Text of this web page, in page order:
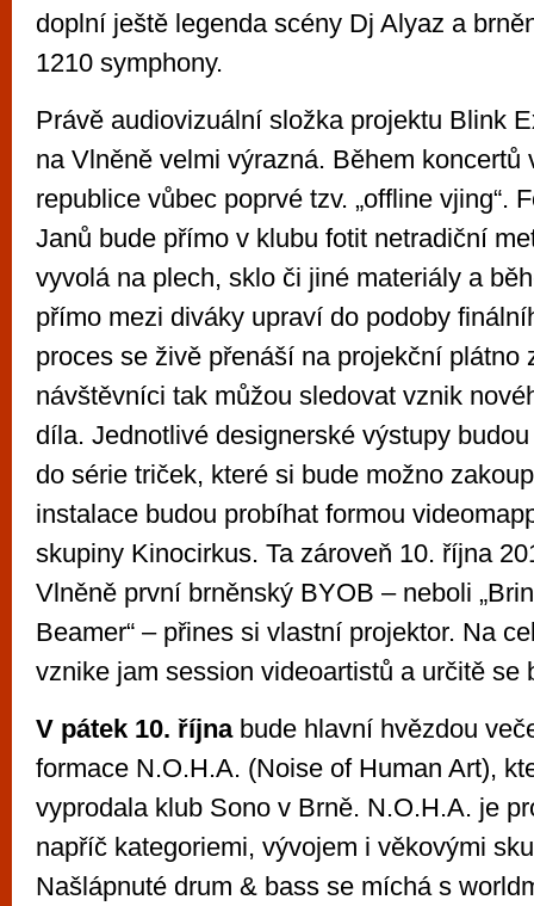
doplní ještě legenda scény Dj Alyaz a
1210 symphony.
Právě audiovizuální složka projektu Blink
na Vlněně velmi výrazná. Během koncertů
republice vůbec poprvé tzv. „offline vjing“.
Janů bude přímo v klubu fotit netradiční
vyvolá na plech, sklo či jiné materiály a
přímo mezi diváky upraví do podoby
proces se živě přenáší na projekční plátno
návštěvníci tak můžou sledovat vznik
díla. Jednotlivé designerské výstupy
do série triček, které si bude možno
instalace budou probíhat formou
skupiny Kinocirkus. Ta zároveň 10. října
Vlněně první brněnský BYOB – neboli
Beamer“ – přines si vlastní projektor. Na
vznike jam session videoartistů a určitě se
V pátek 10. říjnabude hlavní hvězdou
formace N.O.H.A. (Noise of Human Art),
vyprodala klub Sono v Brně. N.O.H.A. je
napříč kategoriemi, vývojem i věkovými
Našlápnuté drum & bass se míchá s